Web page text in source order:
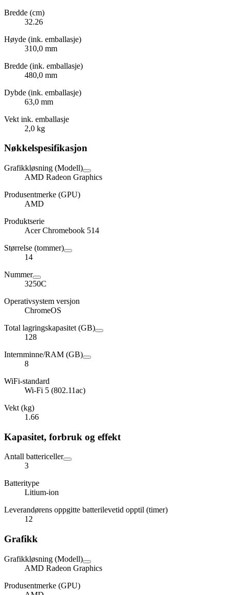
Bredde (cm)
32.26
Høyde (ink. emballasje)
310,0 mm
Bredde (ink. emballasje)
480,0 mm
Dybde (ink. emballasje)
63,0 mm
Vekt ink. emballasje
2,0 kg
Nøkkelspesifikasjon
Grafikkløsning (Modell)
AMD Radeon Graphics
Produsentmerke (GPU)
AMD
Produktserie
Acer Chromebook 514
Størrelse (tommer)
14
Nummer
3250C
Operativsystem versjon
ChromeOS
Total lagringskapasitet (GB)
128
Internminne/RAM (GB)
8
WiFi-standard
Wi-Fi 5 (802.11ac)
Vekt (kg)
1.66
Kapasitet, forbruk og effekt
Antall battericeller
3
Batteritype
Litium-ion
Leverandørens oppgitte batterilevetid opptil (timer)
12
Grafikk
Grafikkløsning (Modell)
AMD Radeon Graphics
Produsentmerke (GPU)